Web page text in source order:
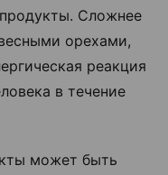
Сложнее
орехами,
реакция
в течение
может быть